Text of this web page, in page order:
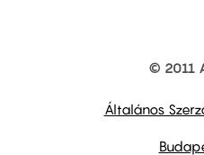
© 2011
Általános